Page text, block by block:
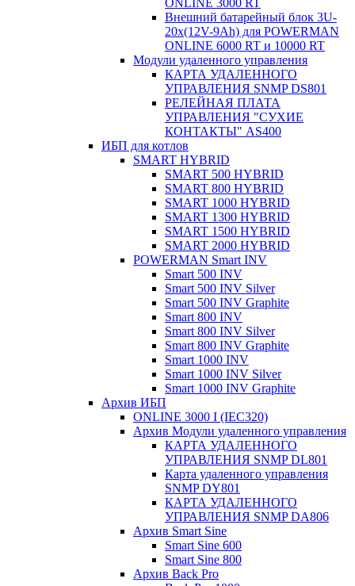
ONLINE 3000 RT
Внешний батарейный блок 3U-
20x(12V-9Ah) для POWERMAN
ONLINE 6000 RT и 10000 RT
Модули удаленного управления
КАРТА УДАЛЕННОГО
УПРАВЛЕНИЯ SNMP DS801
РЕЛЕЙНАЯ ПЛАТА
УПРАВЛЕНИЯ "СУХИЕ
КОНТАКТЫ" AS400
ИБП для котлов
SMART HYBRID
SMART 500 HYBRID
SMART 800 HYBRID
SMART 1000 HYBRID
SMART 1300 HYBRID
SMART 1500 HYBRID
SMART 2000 HYBRID
POWERMAN Smart INV
Smart 500 INV
Smart 500 INV Silver
Smart 500 INV Graphite
Smart 800 INV
Smart 800 INV Silver
Smart 800 INV Graphite
Smart 1000 INV
Smart 1000 INV Silver
Smart 1000 INV Graphite
Архив ИБП
ONLINE 3000 I (IEC320)
Архив Модули удаленного управления
КАРТА УДАЛЕННОГО
УПРАВЛЕНИЯ SNMP DL801
Карта удаленного управления
SNMP DY801
КАРТА УДАЛЕННОГО
УПРАВЛЕНИЯ SNMP DА806
Архив Smart Sine
Smart Sine 600
Smart Sine 800
Архив Back Pro